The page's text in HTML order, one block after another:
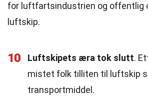
for luftfartsindustrien og offentlig
luftskip.
10 Luftskipets æra tok slutt.
mistet folk tilliten til luftskip
transportmiddel.